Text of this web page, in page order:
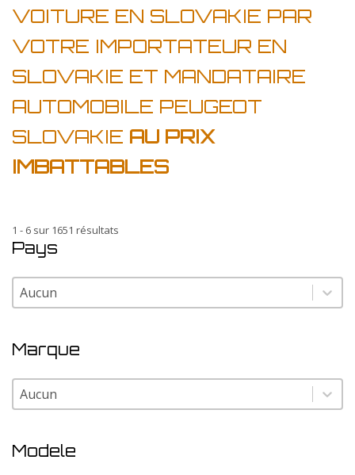
VOITURE EN SLOVAKIE PAR
VOTRE IMPORTATEUR EN
SLOVAKIE ET MANDATAIRE
AUTOMOBILE PEUGEOT
SLOVAKIE AU PRIX
IMBATTABLES
1 - 6 sur 1651 résultats
Pays
Pays
Pays
Marque
Marque
Marque
Modele